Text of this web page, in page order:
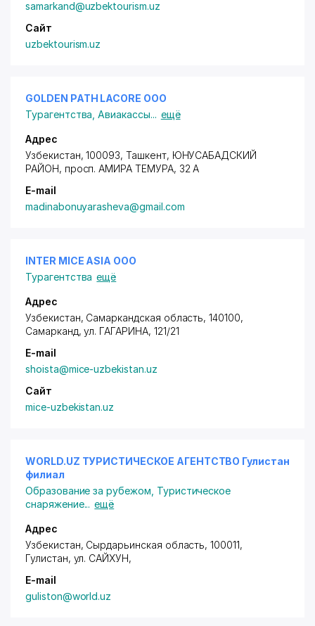
samarkand@uzbektourism.uz
Сайт
uzbektourism.uz
GOLDEN PATH LACORE ООО
Турагентства ,Авиакассы... ещё
Адрес
Узбекистан, 100093, Ташкент, ЮНУСАБАДСКИЙ
РАЙОН, просп. АМИРА ТЕМУРА, 32 А
E-mail
madinabonuyarasheva@gmail.com
INTER MICE ASIA ООО
Турагентства ещё
Адрес
Узбекистан, Самаркандская область, 140100,
Самарканд,ул. ГАГАРИНА, 121/21
E-mail
shoista@mice-uzbekistan.uz
Сайт
mice-uzbekistan.uz
WORLD.UZ ТУРИСТИЧЕСКОЕ АГЕНТСТВО Гулистан
филиал
Образование за рубежом Туристическое
снаряжение... ещё
Адрес
Узбекистан, Сырдарьинская область, 100011,
Гулистан, ул. САЙХУН,
E-mail
guliston@world.uz